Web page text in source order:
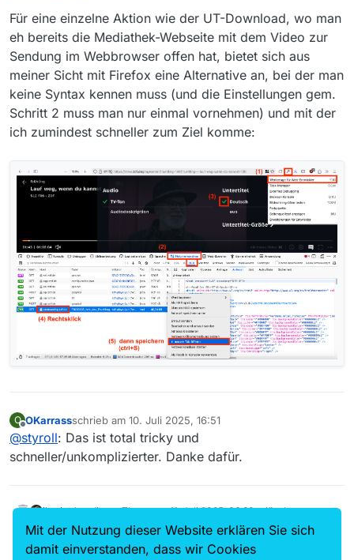
Für eine einzelne Aktion wie der UT-Download, wo man
eh bereits die Mediathek-Webseite mit dem Video zur
Sendung im Webbrowser offen hat, bietet sich aus
meiner Sicht mit Firefox eine Alternative an, bei der man
keine Syntax kennen muss (und die Einstellungen gem.
Schritt 2 muss man nur einmal vornehmen) und mit der
ich zumindest schneller zum Ziel komme:
O
Offline
OKarrassschrieb am 10. Juli 2025, 16:51
zuletzt editiert von
@styroll: Das ist total tricky und
schneller/unkomplizierter. Danke dafür.
iks-jotthat dieses Thema am11. Juli 2025, 06:30gelöscht
iks-jott stellte dieses Thema am 12. Juli 2025, 06:43
Mit der Nutzung dieser Website erklären Sie sich
damit einverstanden, dass wir Cookies